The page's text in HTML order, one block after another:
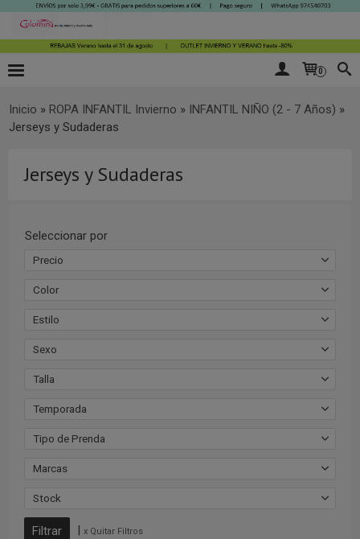
0
Inicio » ROPA INFANTIL Invierno » INFANTIL NIÑO (2 - 7 Años) »
Jerseys y Sudaderas
Jerseys y Sudaderas
Seleccionar por
Precio
Color
Estilo
Sexo
Talla
Temporada
Tipo de Prenda
Marcas
Stock
| x Quitar Filtros